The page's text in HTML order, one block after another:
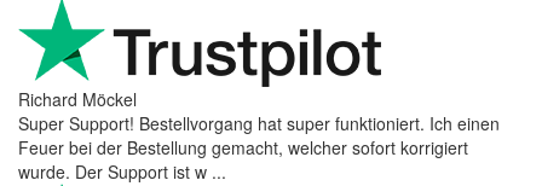
Richard Möckel
Super Support! Bestellvorgang hat super funktioniert. Ich einen
Feuer bei der Bestellung gemacht, welcher sofort korrigiert
wurde. Der Support ist w ...